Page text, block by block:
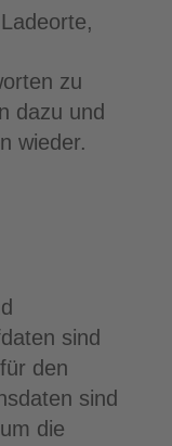
zu
dazu und
wieder.
sind
den
sind
die